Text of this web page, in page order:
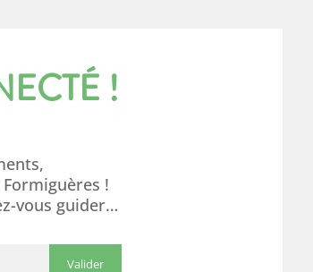
!
!
vous guider…